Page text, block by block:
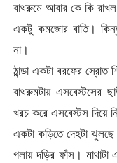
বাথরুমে আবার কে কি
একটু কমজোর বাতি।
না।
ঠান্ডা একটা বরফের স্রোত
বাথরুমটায় এসবেস্টসের
খরচ করে এসবেস্টস দিয়ে
একটা কড়িতে দেহটা
গলায় দড়ির ফাঁস।